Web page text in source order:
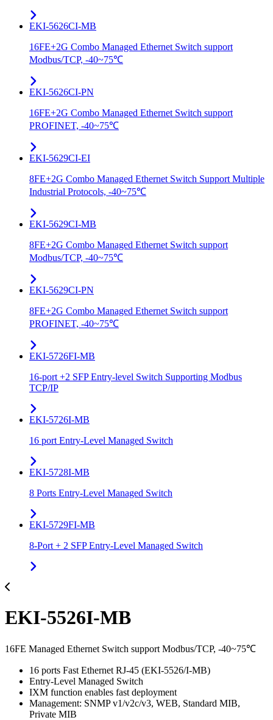
EKI-5626CI-MB
16FE+2G Combo Managed Ethernet Switch support
Modbus/TCP, -40~75℃
EKI-5626CI-PN
16FE+2G Combo Managed Ethernet Switch support
PROFINET, -40~75℃
EKI-5629CI-EI
8FE+2G Combo Managed Ethernet Switch Support Multiple
Industrial Protocols, -40~75℃
EKI-5629CI-MB
8FE+2G Combo Managed Ethernet Switch support
Modbus/TCP, -40~75℃
EKI-5629CI-PN
8FE+2G Combo Managed Ethernet Switch support
PROFINET, -40~75℃
EKI-5726FI-MB
16-port +2 SFP Entry-level Switch Supporting Modbus
TCP/IP
EKI-5726I-MB
16 port Entry-Level Managed Switch
EKI-5728I-MB
8 Ports Entry-Level Managed Switch
EKI-5729FI-MB
8-Port + 2 SFP Entry-Level Managed Switch
EKI-5526I-MB
16FE Managed Ethernet Switch support Modbus/TCP, -40~75℃
16 ports Fast Ethernet RJ-45 (EKI-5526/I-MB)
Entry-Level Managed Switch
IXM function enables fast deployment
Management: SNMP v1/v2c/v3, WEB, Standard MIB,
Private MIB